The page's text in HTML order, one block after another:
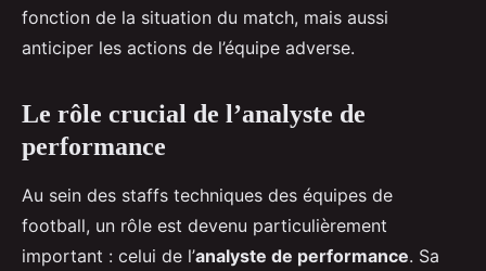
fonction de la situation du match, mais aussi
anticiper les actions de l’équipe adverse.
Le rôle crucial de l’analyste de
performance
Au sein des staffs techniques des équipes de
football, un rôle est devenu particulièrement
important : celui de l’analyste de performance. Sa